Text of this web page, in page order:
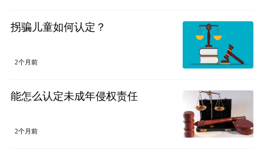
拐骗儿童如何认定？
2个月前
能怎么认定未成年侵权责任
2个月前